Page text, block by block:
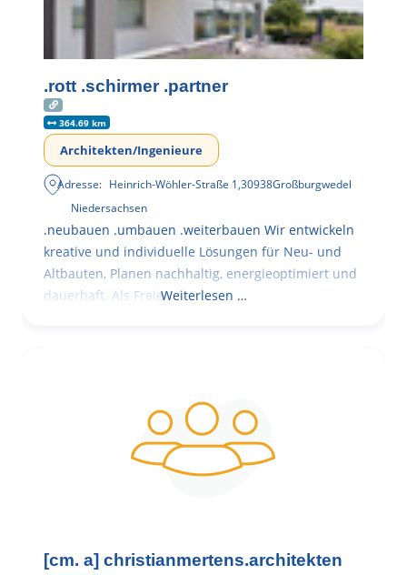
.rott .schirmer .partner
364.69 km
Architekten/Ingenieure
Adresse: Heinrich-Wöhler-Straße 1,30938Großburgwedel
Niedersachsen
.neubauen .umbauen .weiterbauen Wir entwickeln
kreative und individuelle Lösungen für Neu- und
Altbauten, Planen nachhaltig, energieoptimiert und
dauerhaft. Als FreieWeiterlesen …
[cm. a] christianmertens.architekten